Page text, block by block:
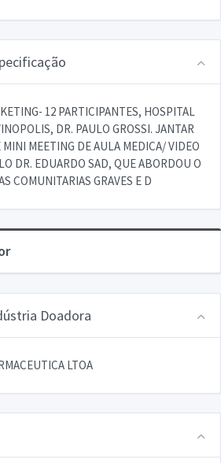
12 PARTICIPANTES, HOSPITAL
DR. PAULO GROSSI. JANTAR
MEETING DE AULA MEDICA/ VIDEO
DR. EDUARDO SAD, QUE ABORDOU O
COMUNITARIAS GRAVES E D
Doadora
LTOA